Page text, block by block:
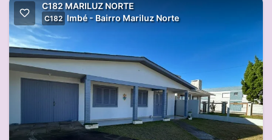
C182 MARILUZ NORTE
C182 Imbé - Bairro Mariluz Norte